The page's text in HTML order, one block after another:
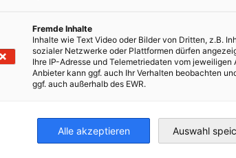
pošljemo naš e-novičnik, v katerem vas v
in novostih s področja gospodarstva,
Fremde Inhalte
Inhalte wie Text Video oder Bilder von Dritten, z.B.
sozialer Netzwerke oder Plattformen dürfen
Ihre IP-Adresse und Telemetriedaten vom
Anbieter kann ggf. auch Ihr Verhalten beobachten
ggf. auch außerhalb des EWR.
Alle akzeptieren Auswahl